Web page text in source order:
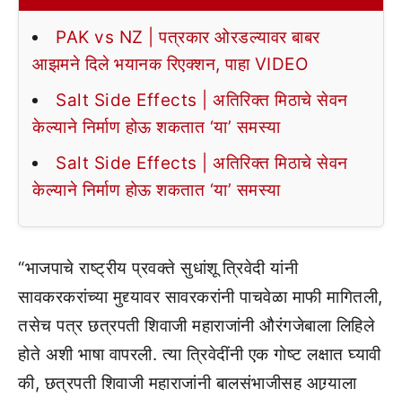
PAK vs NZ | पत्रकार ओरडल्यावर बाबर
आझमने दिले भयानक रिएक्शन, पाहा VIDEO
Salt Side Effects | अतिरिक्त मिठाचे सेवन
केल्याने निर्माण होऊ शकतात ‘या’ समस्या
Salt Side Effects | अतिरिक्त मिठाचे सेवन
केल्याने निर्माण होऊ शकतात ‘या’ समस्या
“भाजपाचे राष्ट्रीय प्रवक्ते सुधांशू त्रिवेदी यांनी
सावकरकरांच्या मुद्द्यावर सावरकरांनी पाचवेळा माफी मागितली,
तसेच पत्र छत्रपती शिवाजी महाराजांनी औरंगजेबाला लिहिले
होते अशी भाषा वापरली. त्या त्रिवेदींनी एक गोष्ट लक्षात घ्यावी
की, छत्रपती शिवाजी महाराजांनी बालसंभाजीसह आग्र्याला